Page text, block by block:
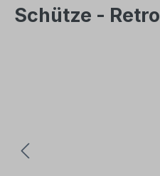
Schütze - Retro